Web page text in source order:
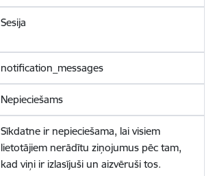
Sesija
notification_messages
Nepieciešams
Sīkdatne ir nepieciešama, lai visiem
lietotājiem nerādītu ziņojumus pēc tam,
kad viņi ir izlasījuši un aizvēruši tos.